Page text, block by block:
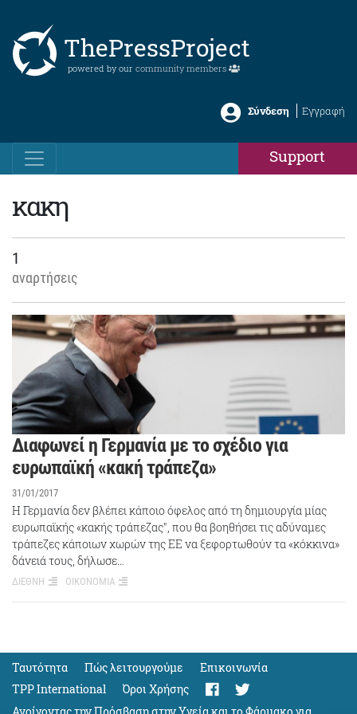
ThePressProject
powered by our community members
Σύνδεση Εγγραφή
Support
κακη
1
αναρτήσεις
Διαφωνεί η Γερμανία με το σχέδιο για
ευρωπαϊκή «κακή τράπεζα»
31/01/2017
H Γερμανία δεν βλέπει κάποιο όφελος από τη δημιουργία μίας
ευρωπαϊκής «κακής τράπεζας", που θα βοηθήσει τις αδύναμες
τράπεζες κάποιων χωρών της ΕΕ να ξεφορτωθούν τα «κόκκινα»
δάνειά τους, δήλωσε…
ΔΙΕΘΝΗ ΟΙΚΟΝΟΜΙΑ
Ταυτότητα Πώς λειτουργούμε
Eπικοινωνία
TPP International
Όροι Χρήσης